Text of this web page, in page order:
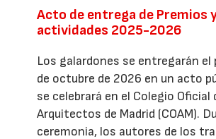
Acto de entrega de Premios
actividades 2025-2026
Los galardones se entregarán el
de octubre de 2026 en un acto
se celebrará en el Colegio Oficial
Arquitectos de Madrid (COAM).
ceremonia, los autores de los